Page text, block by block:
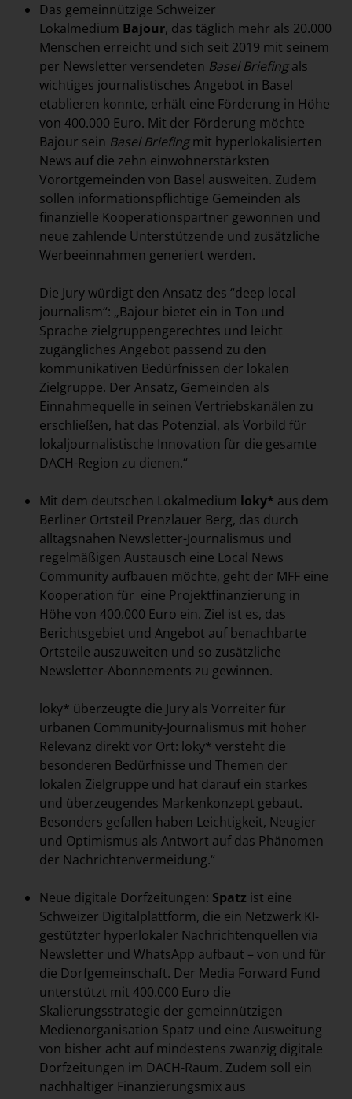
Das gemeinnützige Schweizer
Lokalmedium Bajour, das täglich mehr als 20.000
Menschen erreicht und sich seit 2019 mit seinem
per Newsletter versendeten Basel Briefingals
wichtiges journalistisches Angebot in Basel
etablieren konnte, erhält eine Förderung in Höhe
von 400.000 Euro. Mit der Förderung möchte
Bajour sein Basel Briefingmit hyperlokalisierten
News auf die zehn einwohnerstärksten
Vorortgemeinden von Basel ausweiten. Zudem
sollen informationspflichtige Gemeinden als
finanzielle Kooperationspartner gewonnen und
neue zahlende Unterstützende und zusätzliche
Werbeeinnahmen generiert werden.
Die Jury würdigt den Ansatz des “deep local
journalism“: „Bajour bietet ein in Ton und
Sprache zielgruppengerechtes und leicht
zugängliches Angebot passend zu den
kommunikativen Bedürfnissen der lokalen
Zielgruppe. Der Ansatz, Gemeinden als
Einnahmequelle in seinen Vertriebskanälen zu
erschließen, hat das Potenzial, als Vorbild für
lokaljournalistische Innovation für die gesamte
DACH-Region zu dienen.“
Mit dem deutschen Lokalmedium loky* aus dem
Berliner Ortsteil Prenzlauer Berg, das durch
alltagsnahen Newsletter-Journalismus und
regelmäßigen Austausch eine Local News
Community aufbauen möchte, geht der MFF eine
Kooperation für eine Projektfinanzierung in
Höhe von 400.000 Euro ein. Ziel ist es, das
Berichtsgebiet und Angebot auf benachbarte
Ortsteile auszuweiten und so zusätzliche
Newsletter-Abonnements zu gewinnen.
loky* überzeugte die Jury als Vorreiter für
urbanen Community-Journalismus mit hoher
Relevanz direkt vor Ort: loky* versteht die
besonderen Bedürfnisse und Themen der
lokalen Zielgruppe und hat darauf ein starkes
und überzeugendes Markenkonzept gebaut.
Besonders gefallen haben Leichtigkeit, Neugier
und Optimismus als Antwort auf das Phänomen
der Nachrichtenvermeidung.“
Neue digitale Dorfzeitungen: Spatz ist eine
Schweizer Digitalplattform, die ein Netzwerk KI-
gestützter hyperlokaler Nachrichtenquellen via
Newsletter und WhatsApp aufbaut – von und für
die Dorfgemeinschaft. Der Media Forward Fund
unterstützt mit 400.000 Euro die
Skalierungsstrategie der gemeinnützigen
Medienorganisation Spatz und eine Ausweitung
von bisher acht auf mindestens zwanzig digitale
Dorfzeitungen im DACH-Raum. Zudem soll ein
nachhaltiger Finanzierungsmix aus